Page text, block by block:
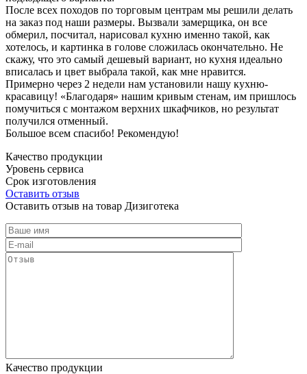
После всех походов по торговым центрам мы решили делать
на заказ под наши размеры. Вызвали замерщика, он все
обмерил, посчитал, нарисовал кухню именно такой, как
хотелось, и картинка в голове сложилась окончательно. Не
скажу, что это самый дешевый вариант, но кухня идеально
вписалась и цвет выбрала такой, как мне нравится.
Примерно через 2 недели нам установили нашу кухню-
красавицу! «Благодаря» нашим кривым стенам, им пришлось
помучиться с монтажом верхних шкафчиков, но результат
получился отменный.
Большое всем спасибо! Рекомендую!
Качество продукции
Уровень сервиса
Срок изготовления
Оставить отзыв
Оставить отзыв на товар Дизиготека
Качество продукции